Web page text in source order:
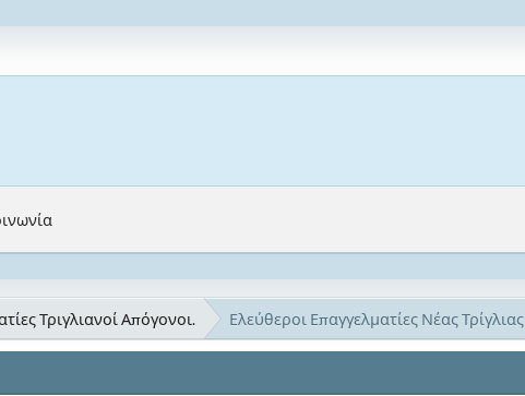
Τριγλιανοί Απόγονοι. Ελεύθεροι Επαγγελματίες Νέας Τρίγλιας